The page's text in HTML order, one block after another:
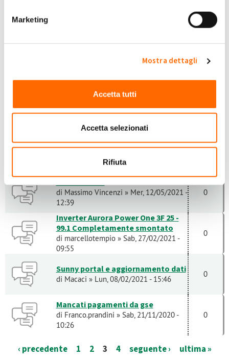
Marketing
Mostra dettagli
Accetta tutti
Accetta selezionati
Rifiuta
0
08:26
Modifica orientamento pannelli
di18q8WNmR» Ven, 11/02/2022 - 14:49
0
produzione
25/05/2018 - 02:40
1
Allarme 3G79
di Massimo Vincenzi » Mer, 12/05/2021 -
12:39
0
Inverter Aurora Power One 3F 25 -
99.1 Completamente smontato
di marcellotempio» Sab, 27/02/2021 -
09:55
0
Sunny portal e aggiornamento dati
di Macaci » Lun, 08/02/2021 - 15:46
0
Mancati pagamenti da gse
di Franco.prandini » Sab, 21/11/2020 -
10:26
0
‹ precedente 1 2 3 4 seguente › ultima »